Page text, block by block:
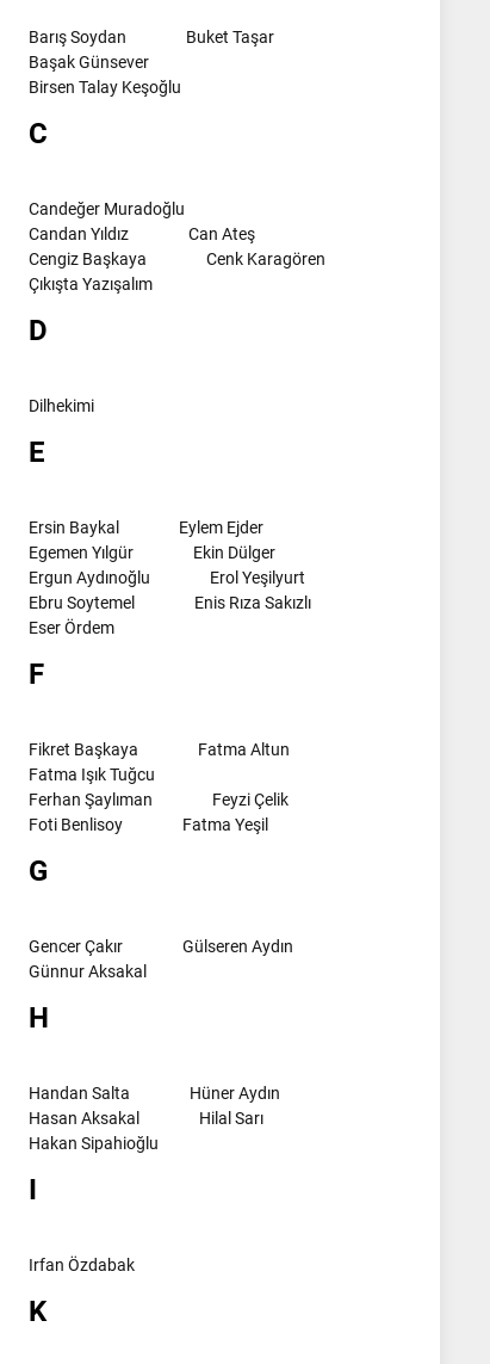
Barış Soydan
Buket Taşar
Başak Günsever
Birsen Talay Keşoğlu
C
Candeğer Muradoğlu
Candan Yıldız
Can Ateş
Cengiz Başkaya
Cenk Karagören
Çıkışta Yazışalım
D
Dilhekimi
E
Ersin Baykal
Eylem Ejder
Egemen Yılgür
Ekin Dülger
Ergun Aydınoğlu
Erol Yeşilyurt
Ebru Soytemel
Enis Rıza Sakızlı
Eser Ördem
F
Fikret Başkaya
Fatma Altun
Fatma Işık Tuğcu
Ferhan Şaylıman
Feyzi Çelik
Foti Benlisoy
Fatma Yeşil
G
Gencer Çakır
Gülseren Aydın
Günnur Aksakal
H
Handan Salta
Hüner Aydın
Hasan Aksakal
Hilal Sarı
Hakan Sipahioğlu
I
Irfan Özdabak
K